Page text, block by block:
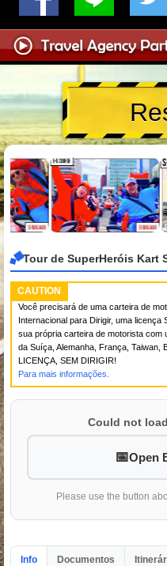
Tour de SuperHeróis Kart
CAUTION
Você precisará de uma carteira de
Internacional para Dirigir, uma
sua própria carteira de motorista com
da Suíça, Alemanha, França, Taiwan,
LICENÇA, SEM DIRIGIR!
Para mais informações.
Could not
Open
Please use the button
Info Documentos